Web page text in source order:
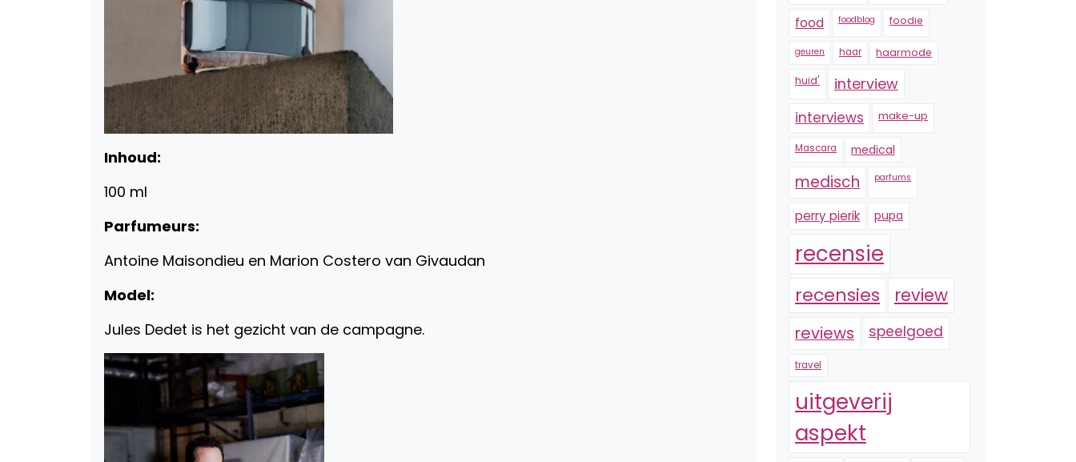
Inhoud:
100 ml
Parfumeurs:
Antoine Maisondieu en Marion Costero van Givaudan
Model:
Jules Dedet is het gezicht van de campagne.
food foodblog foodie
geuren haar haarmode
huid' interview
interviews make-up
Mascara medical
medisch parfums
perry pierik pupa
recensie
recensies review
reviews speelgoed
travel
uitgeverij
aspekt